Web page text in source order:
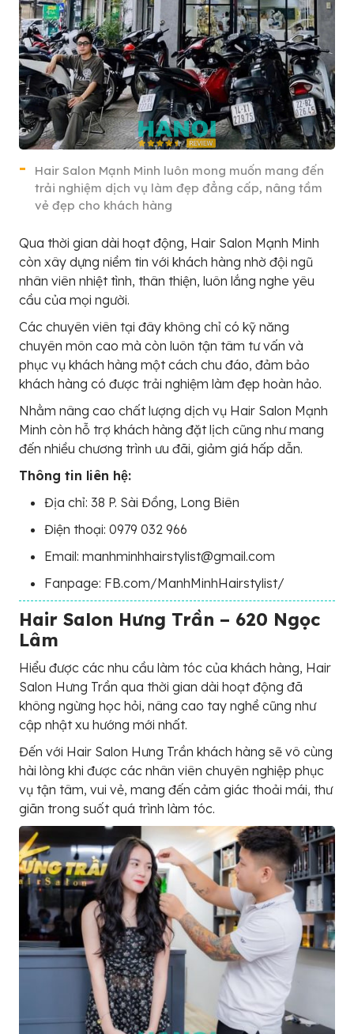
Hair Salon Mạnh Minh luôn mong muốn mang đến
trải nghiệm dịch vụ làm đẹp đẳng cấp, nâng tầm
vẻ đẹp cho khách hàng
Qua thời gian dài hoạt động, Hair Salon Mạnh Minh
còn xây dựng niềm tin với khách hàng nhờ đội ngũ
nhân viên nhiệt tình, thân thiện, luôn lắng nghe yêu
cầu của mọi người.
Các chuyên viên tại đây không chỉ có kỹ năng
chuyên môn cao mà còn luôn tận tâm tư vấn và
phục vụ khách hàng một cách chu đáo, đảm bảo
khách hàng có được trải nghiệm làm đẹp hoàn hảo.
Nhằm nâng cao chất lượng dịch vụ Hair Salon Mạnh
Minh còn hỗ trợ khách hàng đặt lịch cũng như mang
đến nhiều chương trình ưu đãi, giảm giá hấp dẫn.
Thông tin liên hệ:
Địa chỉ: 38 P. Sài Đồng, Long Biên
Điện thoại: 0979 032 966
Email: manhminhhairstylist@gmail.com
Fanpage: FB.com/ManhMinhHairstylist/
Hair Salon Hưng Trần – 620 Ngọc
Lâm
Hiểu được các nhu cầu làm tóc của khách hàng, Hair
Salon Hưng Trần qua thời gian dài hoạt động đã
không ngừng học hỏi, nâng cao tay nghề cũng như
cập nhật xu hướng mới nhất.
Đến với Hair Salon Hưng Trần khách hàng sẽ vô cùng
hài lòng khi được các nhân viên chuyên nghiệp phục
vụ tận tâm, vui vẻ, mang đến cảm giác thoải mái, thư
giãn trong suốt quá trình làm tóc.